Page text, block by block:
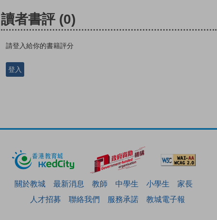
讀者書評 (0)
請登入給你的書籍評分
登入
關於教城 最新消息 教師 中學生 小學生
家長
人才招募
聯絡我們 服務承諾 教城電子報